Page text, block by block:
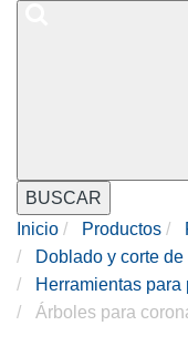
BUSCAR
Inicio
Productos
Doblado y corte
Herramientas para
Árboles para